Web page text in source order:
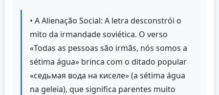
• A Alienação Social: A letra desconstrói o
mito da irmandade soviética. O verso
«Todas as pessoas são irmãs, nós somos a
sétima água» brinca com o ditado popular
«седьмая вода на киселе» (a sétima água
na geleia), que significa parentes muito